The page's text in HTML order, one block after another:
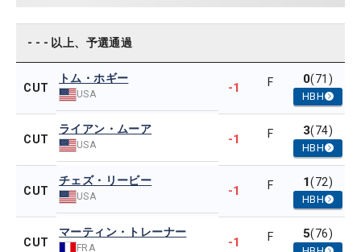
- - - 以上、予選通過
CUT
トム・ホギー
USA -1 F 0(71)
HBH
CUT
ライアン・ムーア
USA -1 F 3(74)
HBH
CUT
チェズ・リービー
USA -1 F 1(72)
HBH
CUT
マーティン・トレーナー
FRA -1 F 5(76)